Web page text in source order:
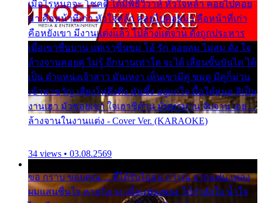
เมื่อไรหนอจะ โชคดี ได้มีพิธีวิวาห์ หัวใจหล้า คอยไปคอย
มา คือหน้าที่เก่า หัวใจหล้า คอยไปคอยมา คือหน้าที่เก่า
คือหยังเขา มีงานแต่งแล้ว ไปล้างแต่จาน ดั่งถูกประหาร
เมื่อเขาชื่นบาน แต่เราขื่นขม โอ้ รัก ลอยลม ไม่สม ดัง ใจ
ล้างจานคอยคู่ ไม่รู้ อีกนานเท่าใด จะได้ เลื่อนขั้นบันได ได้
เป็น ตำแหน่งเจ้าสาว มันเหงา เห็นเขามีคู่ ซมดู มีคู่ก็ม่วน
เข้าพาขวัญ เสียงโห่ตึงตึง มันซึ้ง อยู่แก่ใจ มื้อใด๋หนอ สิเป็น
งานเฮา มัวซอยเขา ใจเฮาซิด้าน มันทรมาน จับจาน เอย…
ล้างจานในงานแต่ง - Cover Ver. (KARAOKE)
34 views • 03.08.2569
ขอ กราบ ขอบคุณ.... ที่ได้รับไออุ่น การุณ จากแฟน เพลง
ผมแสนชื่นใจ หายวังเวง เมื่อแฟนเพลง ให้กำลังใจ น้ำใจ